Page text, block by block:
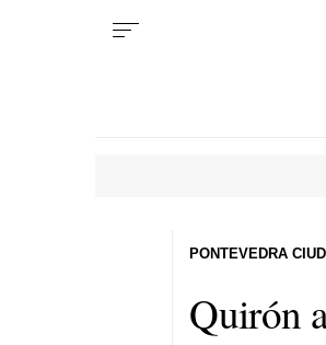
Quirón
PONTEVEDRA